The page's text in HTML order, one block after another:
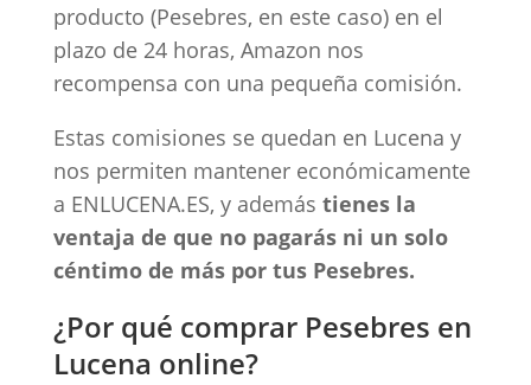
producto (Pesebres, en este caso) en el
plazo de 24 horas, Amazon nos
recompensa con una pequeña comisión.
Estas comisiones se quedan en Lucena y
nos permiten mantener económicamente
a ENLUCENA.ES, y además tienes la
ventaja de que no pagarás ni un solo
céntimo de más por tus Pesebres.
¿Por qué comprar Pesebres en
Lucena online?